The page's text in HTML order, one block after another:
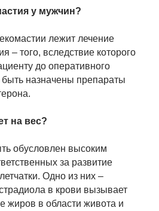
у мужчин?
лежит лечение
– того, вследствие которого
до оперативного
назначены препараты
на вес?
обусловлен высоким
за развитие
Одно из них –
в крови вызывает
жиров в области живота и